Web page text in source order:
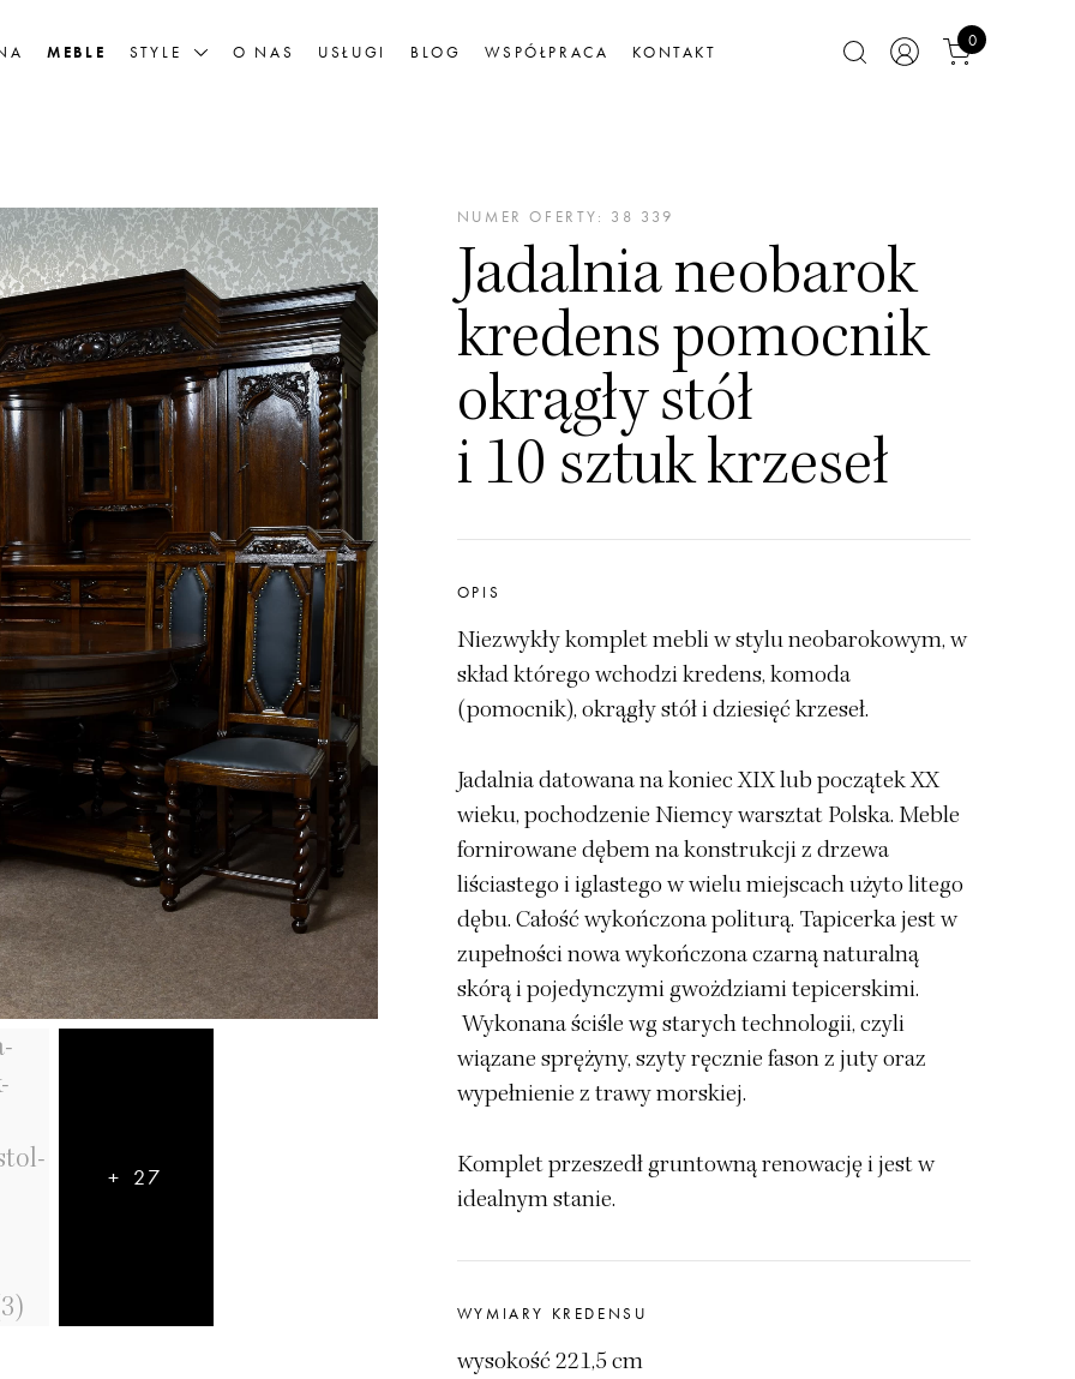
MEBLE STYLE O NAS USŁUGI BLOG WSPÓŁPRACA KONTAKT
0
+ 27
NUMER OFERTY: 38 339
Jadalnia neobarok
kredens pomocnik
okrągły stół
i 10 sztuk krzeseł
OPIS
Niezwykły komplet mebli w stylu neobarokowym, w
skład którego wchodzi kredens, komoda
(pomocnik), okrągły stół i dziesięć krzeseł.
Jadalnia datowana na koniec XIX lub początek XX
wieku, pochodzenie Niemcy warsztat Polska. Meble
fornirowane dębem na konstrukcji z drzewa
liściastego i iglastego w wielu miejscach użyto litego
dębu. Całość wykończona politurą. Tapicerka jest w
zupełności nowa wykończona czarną naturalną
skórą i pojedynczymi gwożdziami tepicerskimi.
Wykonana ściśle wg starych technologii, czyli
wiązane sprężyny, szyty ręcznie fason z juty oraz
wypełnienie z trawy morskiej.
Komplet przeszedł gruntowną renowację i jest w
idealnym stanie.
WYMIARY KREDENSU
wysokość 221,5 cm